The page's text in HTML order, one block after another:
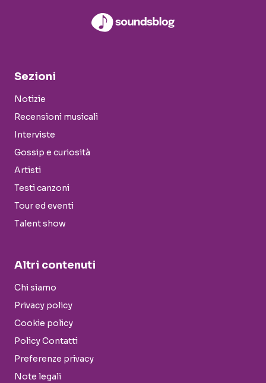
Sezioni
Notizie
Recensioni musicali
Interviste
Gossip e curiosità
Artisti
Testi canzoni
Tour ed eventi
Talent show
Altri contenuti
Chi siamo
Privacy policy
Cookie policy
Policy Contatti
Preferenze privacy
Note legali